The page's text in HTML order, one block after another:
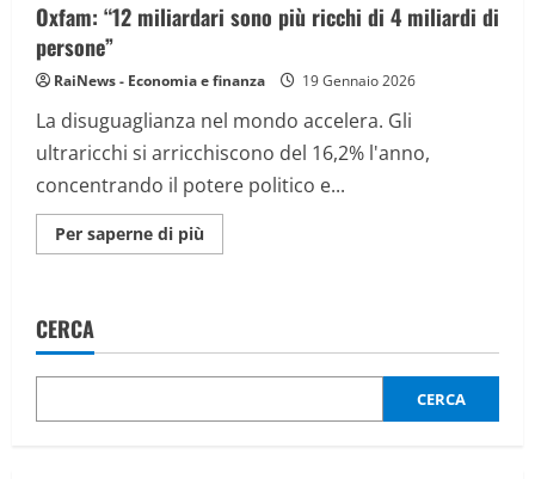
Oxfam: “12 miliardari sono più ricchi di 4 miliardi di
persone”
RaiNews - Economia e finanza 19 Gennaio 2026
La disuguaglianza nel mondo accelera. Gli
ultraricchi si arricchiscono del 16,2% l'anno,
concentrando il potere politico e...
Per saperne di più
informazioni
più
di
miliardi
CERCA
CERCA